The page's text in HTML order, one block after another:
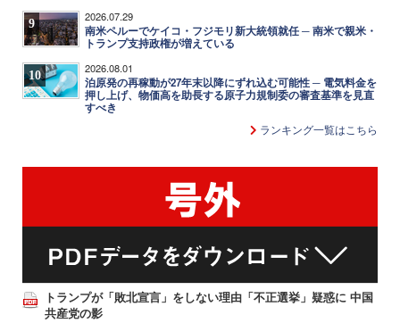
9 2026.07.29
南米ペルーでケイコ・フジモリ新大統領就任 ─ 南米で親米・
トランプ支持政権が増えている
10 2026.08.01
泊原発の再稼動が27年末以降にずれ込む可能性 ─ 電気料金を
押し上げ、物価高を助長する原子力規制委の審査基準を見直
すべき
ランキング一覧はこちら
トランプが「敗北宣言」をしない理由「不正選挙」疑惑に 中国
共産党の影